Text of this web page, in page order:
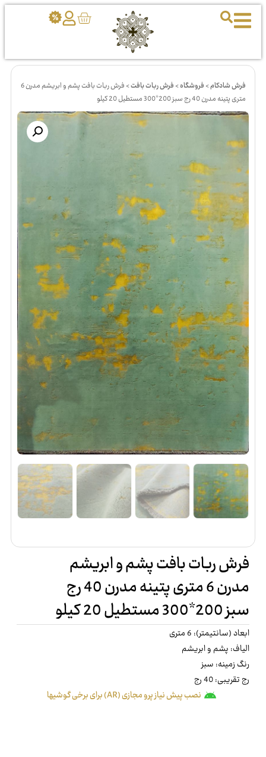
فرش شادکام>فروشگاه>فرش ربات بافت>
فرش ربات بافت پشم و ابریشم مدرن 6
متری پتینه مدرن 40 رج سبز 200*300 مستطیل 20 کیلو
فرش ربات بافت پشم و ابریشم
مدرن 6 متری پتینه مدرن 40 رج
سبز 200*300 مستطیل 20 کیلو
ابعاد (سانتیمتر): 6 متری
الیاف: پشم و ابریشم
رنگ زمینه: سبز
رج تقریبی: 40 رج
نصب پیش نیاز پرو مجازی (AR) برای برخی گوشیها